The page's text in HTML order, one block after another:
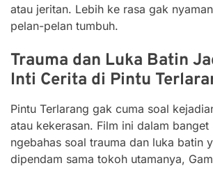
atau jeritan. Lebih ke rasa gak
pelan-pelan tumbuh.
Trauma dan Luka Batin
Inti Cerita di Pintu
Pintu Terlarang gak cuma soal
atau kekerasan. Film ini dalam banget
ngebahas soal trauma dan luka batin
dipendam sama tokoh utamanya,